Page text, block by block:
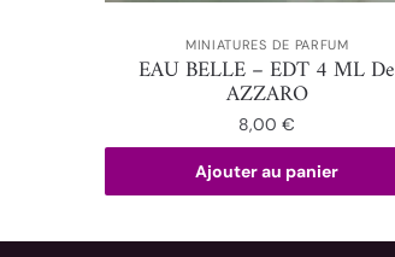
MINIATURES DE PARFUM
EAU BELLE – EDT 4 ML De
AZZARO
8,00€
Ajouter au panier